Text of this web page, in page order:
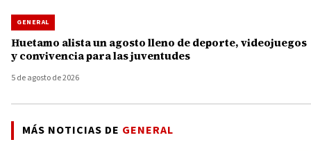
GENERAL
Huetamo alista un agosto lleno de deporte, videojuegos
y convivencia para las juventudes
5 de agosto de 2026
MÁS NOTICIAS DE GENERAL